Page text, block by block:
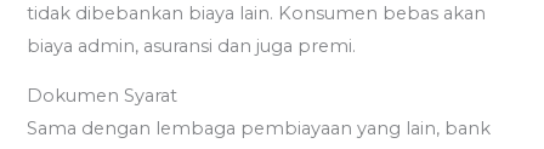
tidak dibebankan biaya lain. Konsumen bebas akan
biaya admin, asuransi dan juga premi.
Dokumen Syarat
Sama dengan lembaga pembiayaan yang lain, bank